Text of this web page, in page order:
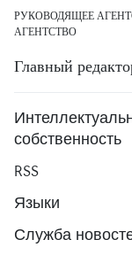
РУКОВОДЯЩЕЕ
АГЕНТСТВО
Главный
собственность
RSS
Языки
Служба